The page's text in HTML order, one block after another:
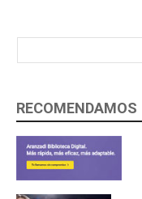
RECOMENDAMOS